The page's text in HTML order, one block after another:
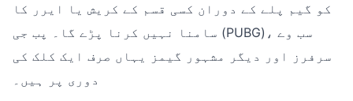
کو گیم پلے کے دوران کسی قسم کے کریش یا ایرر کا
سامنا نہیں کرنا پڑے گا۔ پب جی (PUBG)، سب وے
سرفرز اور دیگر مشہور گیمز یہاں صرف ایک کلک کی
دوری پر ہیں۔